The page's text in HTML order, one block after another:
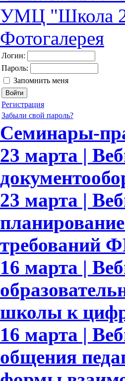
УМЦ "Школа
Фотогалерея
Логин:
Пароль:
Запомнить меня
Регистрация
Забыли свой пароль?
Семинары-
23 марта |
23 марта |
требований
16 марта |
школы к
16 марта |
общения